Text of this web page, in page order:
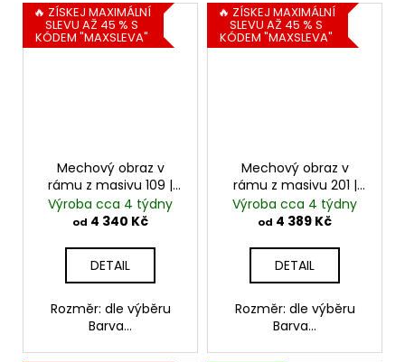
🔥 ZÍSKEJ MAXIMÁLNÍ
SLEVU AŽ 45 % S
KÓDEM "MAXSLEVA"
Mechový obraz v
rámu z masivu 109 |
kombinace
kopečkového a
Výroba cca 4 týdny
od 4 340 Kč
DETAIL
Rozměr: dle výběru
Barva...
🔥 ZÍSKEJ MAXIMÁLNÍ
SLEVU AŽ 45 % S
KÓDEM "MAXSLEVA"
Mechový obraz v
rámu z masivu 201 |
kombinace mechů
Výroba cca 4 týdny
od 4 389 Kč
DETAIL
Rozměr: dle výběru
Barva...